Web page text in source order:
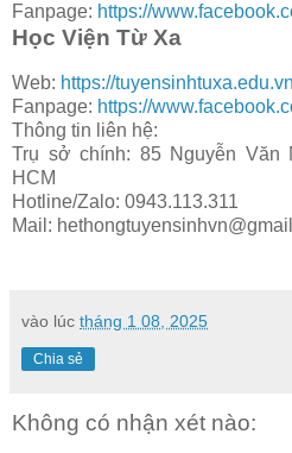
Fanpage: https://
Học Viện Từ Xa
Web: https://
Fanpage: https://
Thông tin liên hệ:
Trụ sở chính: 85 Nguyễn Văn
HCM
Hotline/Zalo: 0943.113.311
Mail:
vào lúc tháng 1 08, 2025
Chia sẻ
Không có nhận xét nào: